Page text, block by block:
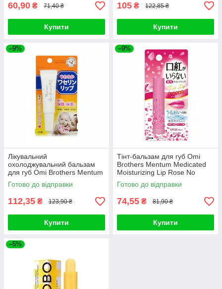
60,90 ₴ 71,40 ₴
Купити
105 ₴ 122,85 ₴
Купити
–9%
Лікувальний
охолоджувальний бальзам
для губ Omi Brothers Mentum
Vaseline Lip 10г
Готово до відправки
112,35 ₴ 123,90 ₴
Купити
–9%
Тінт-бальзам для губ Omi
Brothers Mentum Medicated
Moisturizing Lip Rose No
Lipstick Needed 3.5 г
Готово до відправки
74,55 ₴ 81,90 ₴
Купити
–5%